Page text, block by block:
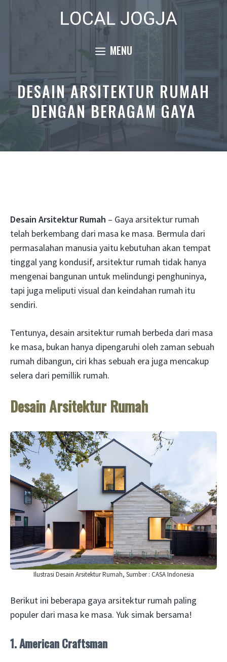
MENU
DESAIN ARSITEKTUR RUMAH
DENGAN BERAGAM GAYA
Desain Arsitektur Rumah – Gaya arsitektur rumah
telah berkembang dari masa ke masa. Bermula dari
permasalahan manusia yaitu kebutuhan akan tempat
tinggal yang kondusif, arsitektur rumah tidak hanya
mengenai bangunan untuk melindungi penghuninya,
tapi juga meliputi visual dan keindahan rumah itu
sendiri.
Tentunya, desain arsitektur rumah berbeda dari masa
ke masa, bukan hanya dipengaruhi oleh zaman sebuah
rumah dibangun, ciri khas sebuah era juga mencakup
selera dari pemillik rumah.
Desain Arsitektur Rumah
Ilustrasi Desain Arsitektur Rumah, Sumber : CASA Indonesia
Berikut ini beberapa gaya arsitektur rumah paling
populer dari masa ke masa. Yuk simak bersama!
1. American Craftsman